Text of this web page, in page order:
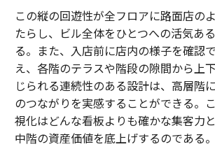
この縦の回遊性が全フロアに路面店の
たらし、ビル全体をひとつへの活気あ
る。また、入店前に店内の様子を確認
え、各階のテラスや階段の隙間から上
じられる連続性のある設計は、高層階
のつながりを実感することができる。
視化はどんな看板よりも確かな集客力
中階の資産価値を底上げするのである。